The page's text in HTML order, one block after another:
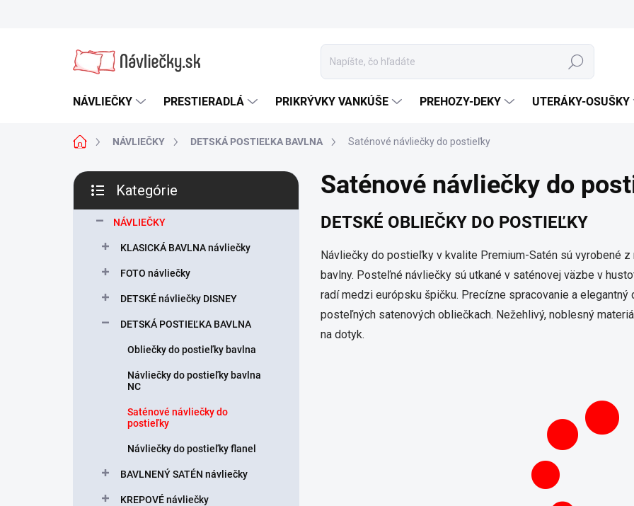
Hľadať
NÁVLIEČKY PRESTIERADLÁ PRIKRÝVKY VANKÚŠE PREHOZY-DEKY UTERÁKY-OSUŠKY
DomovNÁVLIEČKY DETSKÁ POSTIEĽKA BAVLNA Saténové návliečky do postieľky
B
č
kategórie
Kategórie
NÁVLIEČKY
KLASICKÁ BAVLNA návliečky
FOTO návliečky
DETSKÉ návliečky DISNEY
DETSKÁ POSTIEĽKA BAVLNA
Obliečky do postieľky bavlna
Návliečky do postieľky bavlna
NC
Saténové návliečky do
postieľky
Návliečky do postieľky flanel
BAVLNENÝ SATÉN návliečky
KREPOVÉ návliečky
Saténové návliečky do
DETSKÉ OBLIEČKY DO POSTIEĽKY
Návliečky do postieľky v kvalite Premium-Satén sú vyrobené
bavlny. Posteľné návliečky sú utkané v saténovej väzbe v
radí medzi európsku špičku. Precízne spracovanie a
posteľných satenových obliečkach. Nežehlivý, noblesný
na dotyk.